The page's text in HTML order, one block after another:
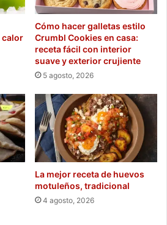
calor
Cómo hacer galletas estilo
Crumbl Cookies en casa:
receta fácil con interior
suave y exterior crujiente
5 agosto, 2026
La mejor receta de huevos
motuleños, tradicional
4 agosto, 2026